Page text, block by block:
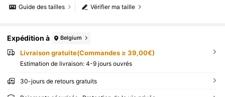
Vérifier ma taille
Guide des tailles
Expédition à Belgium
Livraison gratuite(Commandes ≥ 39,00€)
Estimation de livraison: 4-9 jours ouvrés
30-jours de retours gratuits